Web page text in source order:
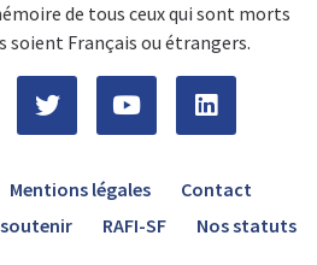
de tous ceux qui sont morts
soient Français ou étrangers.
Mentions légales
Contact
RAFI-SF Nos statuts